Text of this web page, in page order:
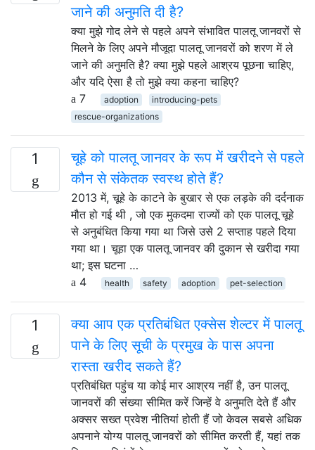
जाने की अनुमति दी है?
क्या मुझे गोद लेने से पहले अपने संभावित पालतू जानवरों से
मिलने के लिए अपने मौजूदा पालतू जानवरों को शरण में ले
जाने की अनुमति है? क्या मुझे पहले आश्रय पूछना चाहिए,
और यदि ऐसा है तो मुझे क्या कहना चाहिए?
7
adoption
introducing-pets
rescue-organizations
1
चूहे को पालतू जानवर के रूप में खरीदने से पहले
कौन से संकेतक स्वस्थ होते हैं?
2013 में, चूहे के काटने के बुखार से एक लड़के की दर्दनाक
मौत हो गई थी , जो एक मुकदमा राज्यों को एक पालतू चूहे
से अनुबंधित किया गया था जिसे उसे 2 सप्ताह पहले दिया
गया था। चूहा एक पालतू जानवर की दुकान से खरीदा गया
था; इस घटना …
4
health safety adoption pet-selection
1
क्या आप एक प्रतिबंधित एक्सेस शेल्टर में पालतू
पाने के लिए सूची के प्रमुख के पास अपना
रास्ता खरीद सकते हैं?
प्रतिबंधित पहुंच या कोई मार आश्रय नहीं है, उन पालतू
जानवरों की संख्या सीमित करें जिन्हें वे अनुमति देते हैं और
अक्सर सख्त प्रवेश नीतियां होती हैं जो केवल सबसे अधिक
अपनाने योग्य पालतू जानवरों को सीमित करती हैं, यहां तक ​​